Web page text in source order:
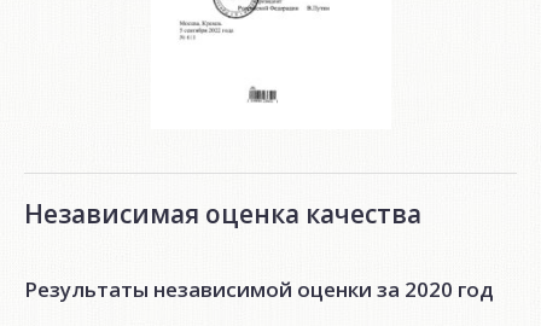
Независимая оценка качества
Результаты независимой оценки за 2020 год